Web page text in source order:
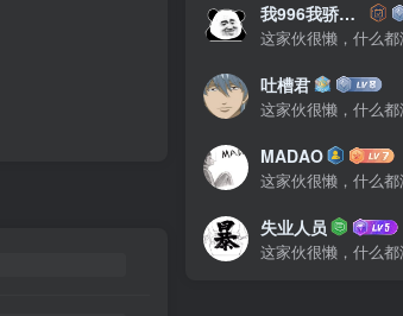
我996我骄傲了么
吐槽君
MADAO
失业人员